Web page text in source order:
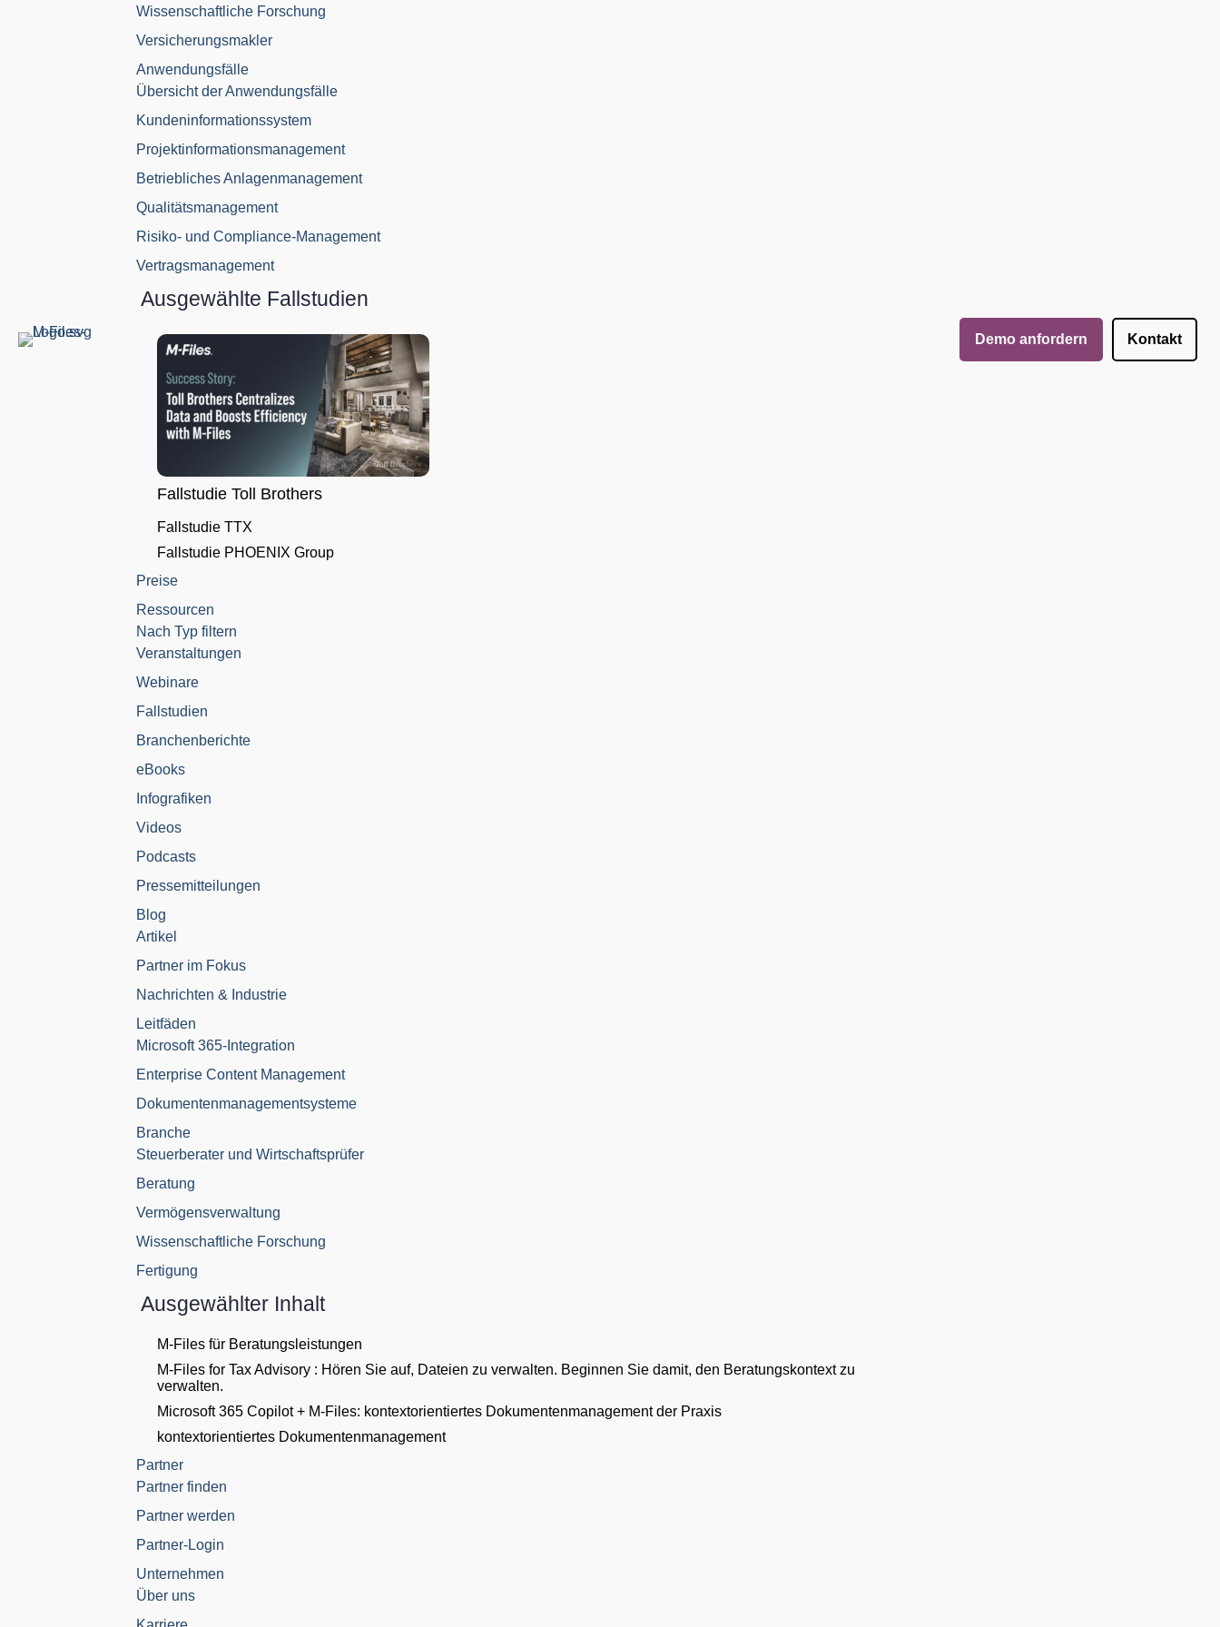
Wissenschaftliche Forschung
Versicherungsmakler
Anwendungsfälle
Übersicht der Anwendungsfälle
Kundeninformationssystem
Projektinformationsmanagement
Betriebliches Anlagenmanagement
Qualitätsmanagement
Risiko- und Compliance-Management
Vertragsmanagement
Ausgewählte Fallstudien
Fallstudie Toll Brothers
Fallstudie TTX
Fallstudie PHOENIX Group
Preise
Ressourcen
Nach Typ filtern
Veranstaltungen
Webinare
Fallstudien
Branchenberichte
eBooks
Infografiken
Videos
Podcasts
Pressemitteilungen
Blog
Artikel
Partner im Fokus
Nachrichten & Industrie
Leitfäden
Microsoft 365-Integration
Enterprise Content Management
Dokumentenmanagementsysteme
Branche
Steuerberater und Wirtschaftsprüfer
Beratung
Vermögensverwaltung
Wissenschaftliche Forschung
Fertigung
Ausgewählter Inhalt
M-Files für Beratungsleistungen
M-Files for Tax Advisory : Hören Sie auf, Dateien zu verwalten. Beginnen Sie damit, den Beratungskontext zu
verwalten.
Microsoft 365 Copilot + M-Files: kontextorientiertes Dokumentenmanagement der Praxis
kontextorientiertes Dokumentenmanagement
Partner
Partner finden
Partner werden
Partner-Login
Unternehmen
Über uns
Demo anfordern Kontakt